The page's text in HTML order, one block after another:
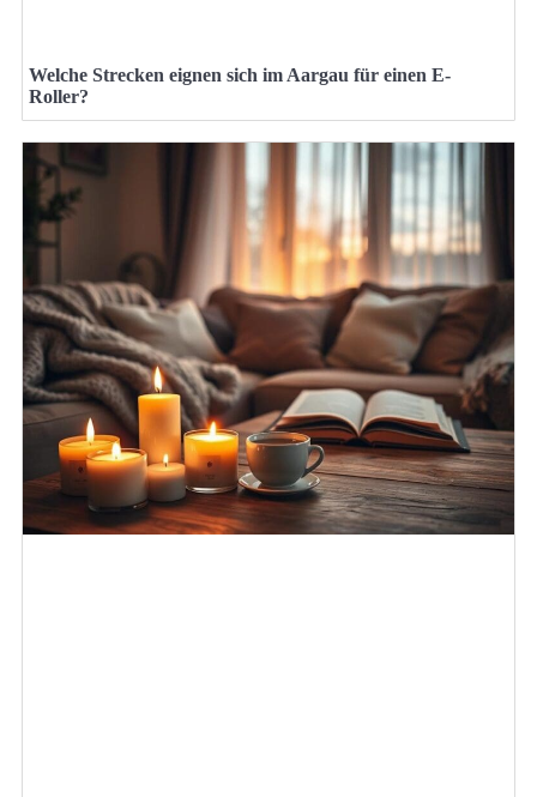
Welche Strecken eignen sich im Aargau für einen E-
Roller?